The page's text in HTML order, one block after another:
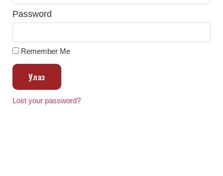
Password
Remember Me
Улаз
Lost your password?